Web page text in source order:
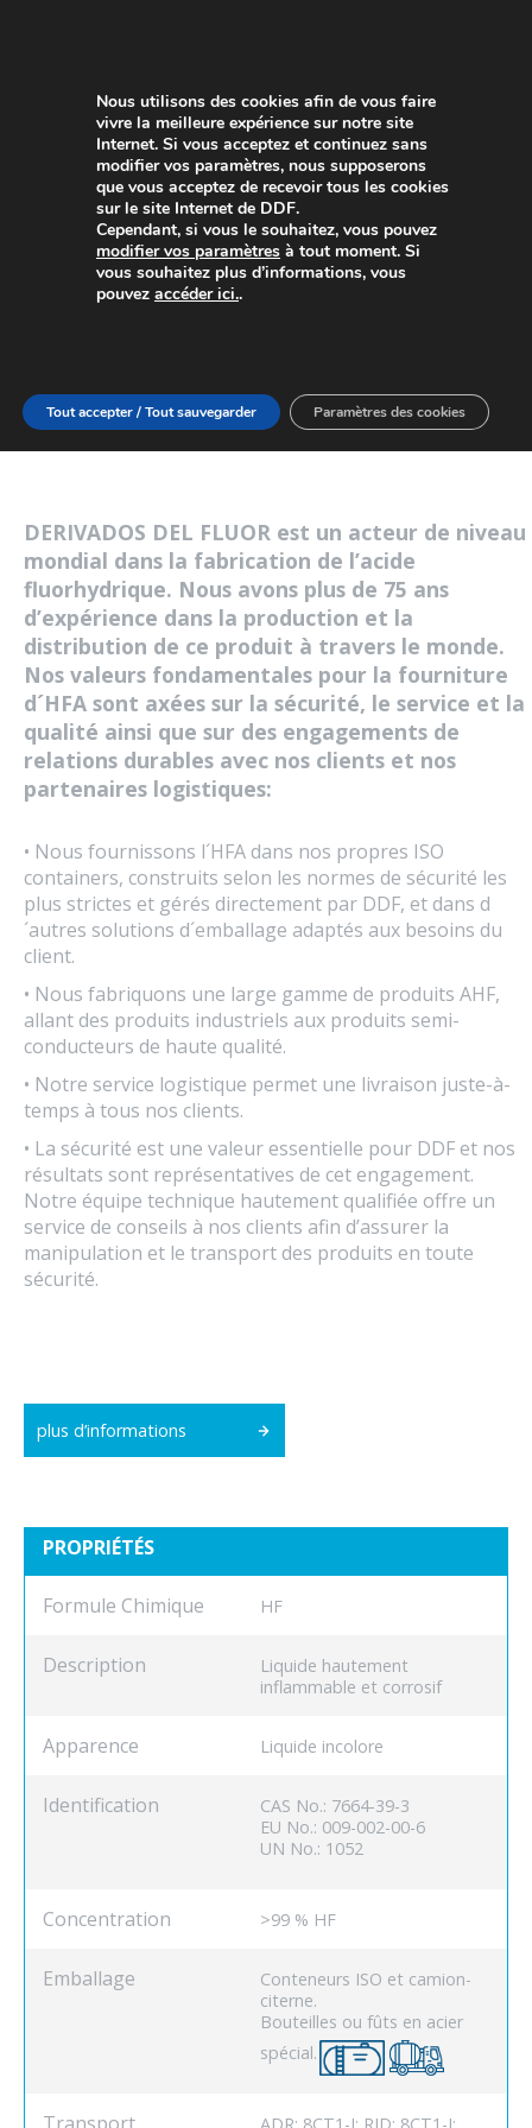
PRODUITS
Acide
Anhydre (AHF)
DERIVADOS DEL FLUOR est un acteur de niveau
mondial dans la fabrication de l’acide
fluorhydrique. Nous avons plus de 75 ans
d’expérience dans la production et la
distribution de ce produit à travers le monde.
Nos valeurs fondamentales pour la fourniture
d´HFA sont axées sur la sécurité, le service et la
qualité ainsi que sur des engagements de
relations durables avec nos clients et nos
partenaires logistiques:
• Nous fournissons l´HFA dans nos propres ISO
containers, construits selon les normes de sécurité les
plus strictes et gérés directement par DDF, et dans d
´autres solutions d´emballage adaptés aux besoins du
client.
• Nous fabriquons une large gamme de produits AHF,
allant des produits industriels aux produits semi-
conducteurs de haute qualité.
• Notre service logistique permet une livraison juste-à-
temps à tous nos clients.
• La sécurité est une valeur essentielle pour DDF et nos
résultats sont représentatives de cet engagement.
Notre équipe technique hautement qualifiée offre un
service de conseils à nos clients afin d’assurer la
manipulation et le transport des produits en toute
sécurité.
plus d’informations
PROPRIÉTÉS
Formule Chimique HF
Description
Liquide hautement
inflammable et corrosif
Apparence Liquide incolore
Identification
CAS No.: 7664-39-3
EU No.: 009-002-00-6
UN No.: 1052
Concentration >99 % HF
Emballage
Conteneurs ISO et camion-
citerne.
Bouteilles ou fûts en acier
spécial.
Transport ADR: 8CT1-I; RID: 8CT1-I;
Nous utilisons des cookies afin de vous faire
vivre la meilleure expérience sur notre site
Internet. Si vous acceptez et continuez sans
modifier vos paramètres, nous supposerons
que vous acceptez de recevoir tous les cookies
sur le site Internet de DDF.
Cependant, si vous le souhaitez, vous pouvez
modifier vos paramètres à tout moment. Si
vous souhaitez plus d’informations, vous
pouvez accéder ici..
Tout accepter / Tout sauvegarder Paramètres des cookies